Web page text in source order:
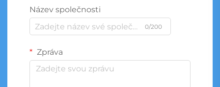
Název společnosti
0/200
Zpráva